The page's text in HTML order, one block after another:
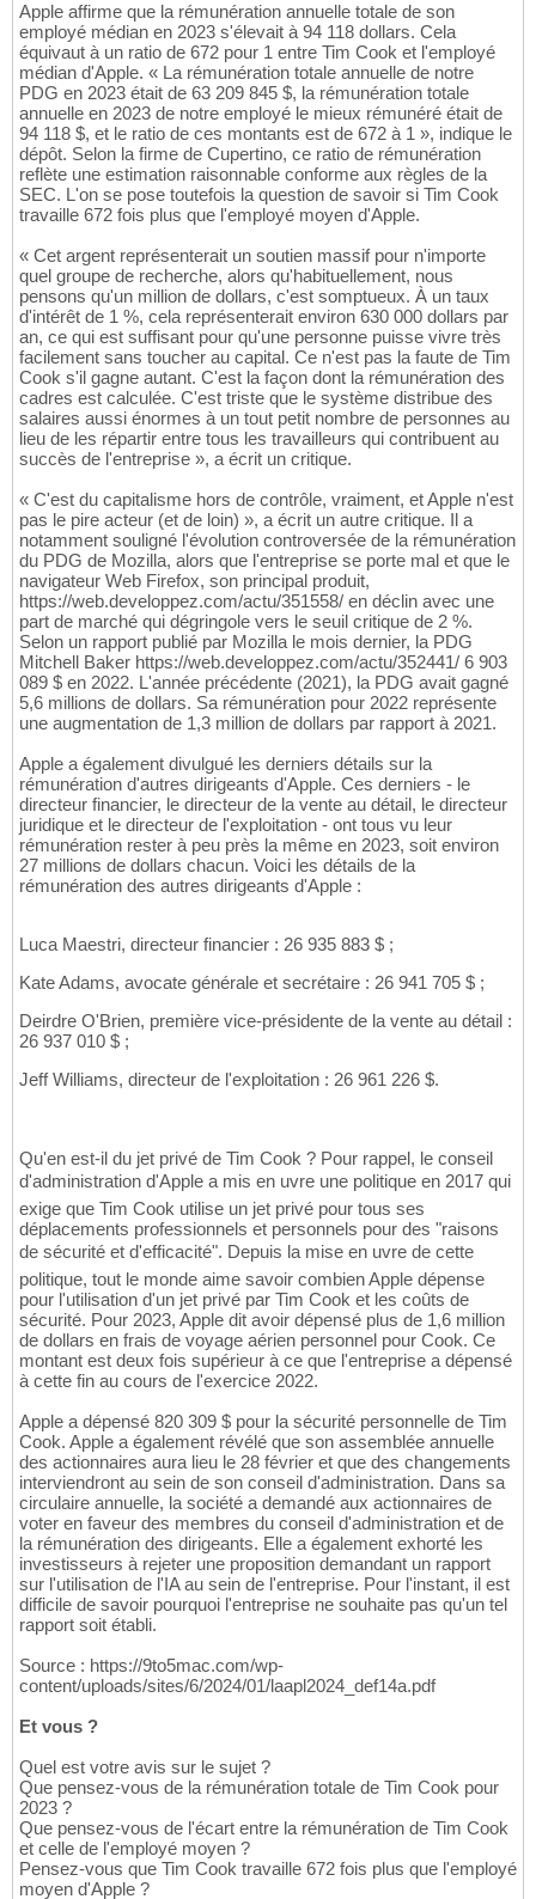
Apple affirme que la rémunération annuelle totale de son
employé médian en 2023 s'élevait à 94 118 dollars. Cela
équivaut à un ratio de 672 pour 1 entre Tim Cook et l'employé
médian d'Apple. « La rémunération totale annuelle de notre
PDG en 2023 était de 63 209 845 $, la rémunération totale
annuelle en 2023 de notre employé le mieux rémunéré était de
94 118 $, et le ratio de ces montants est de 672 à 1 », indique le
dépôt. Selon la firme de Cupertino, ce ratio de rémunération
reflète une estimation raisonnable conforme aux règles de la
SEC. L'on se pose toutefois la question de savoir si Tim Cook
travaille 672 fois plus que l'employé moyen d'Apple.
« Cet argent représenterait un soutien massif pour n'importe
quel groupe de recherche, alors qu'habituellement, nous
pensons qu'un million de dollars, c'est somptueux. À un taux
d'intérêt de 1 %, cela représenterait environ 630 000 dollars par
an, ce qui est suffisant pour qu'une personne puisse vivre très
facilement sans toucher au capital. Ce n'est pas la faute de Tim
Cook s'il gagne autant. C'est la façon dont la rémunération des
cadres est calculée. C'est triste que le système distribue des
salaires aussi énormes à un tout petit nombre de personnes au
lieu de les répartir entre tous les travailleurs qui contribuent au
succès de l'entreprise », a écrit un critique.
« C'est du capitalisme hors de contrôle, vraiment, et Apple n'est
pas le pire acteur (et de loin) », a écrit un autre critique. Il a
notamment souligné l'évolution controversée de la rémunération
du PDG de Mozilla, alors que l'entreprise se porte mal et que le
navigateur Web Firefox, son principal produit,
https://web.developpez.com/actu/351558/ en déclin avec une
part de marché qui dégringole vers le seuil critique de 2 %.
Selon un rapport publié par Mozilla le mois dernier, la PDG
Mitchell Baker https://web.developpez.com/actu/352441/ 6 903
089 $ en 2022. L'année précédente (2021), la PDG avait gagné
5,6 millions de dollars. Sa rémunération pour 2022 représente
une augmentation de 1,3 million de dollars par rapport à 2021.
Apple a également divulgué les derniers détails sur la
rémunération d'autres dirigeants d'Apple. Ces derniers - le
directeur financier, le directeur de la vente au détail, le directeur
juridique et le directeur de l'exploitation - ont tous vu leur
rémunération rester à peu près la même en 2023, soit environ
27 millions de dollars chacun. Voici les détails de la
rémunération des autres dirigeants d'Apple :
Luca Maestri, directeur financier : 26 935 883 $ ;
Kate Adams, avocate générale et secrétaire : 26 941 705 $ ;
Deirdre O'Brien, première vice-présidente de la vente au détail :
26 937 010 $ ;
Jeff Williams, directeur de l'exploitation : 26 961 226 $.
Qu'en est-il du jet privé de Tim Cook ? Pour rappel, le conseil
d'administration d'Apple a mis en uvre une politique en 2017 qui
exige que Tim Cook utilise un jet privé pour tous ses
déplacements professionnels et personnels pour des "raisons
de sécurité et d'efficacité". Depuis la mise en uvre de cette
politique, tout le monde aime savoir combien Apple dépense
pour l'utilisation d'un jet privé par Tim Cook et les coûts de
sécurité. Pour 2023, Apple dit avoir dépensé plus de 1,6 million
de dollars en frais de voyage aérien personnel pour Cook. Ce
montant est deux fois supérieur à ce que l'entreprise a dépensé
à cette fin au cours de l'exercice 2022.
Apple a dépensé 820 309 $ pour la sécurité personnelle de Tim
Cook. Apple a également révélé que son assemblée annuelle
des actionnaires aura lieu le 28 février et que des changements
interviendront au sein de son conseil d'administration. Dans sa
circulaire annuelle, la société a demandé aux actionnaires de
voter en faveur des membres du conseil d'administration et de
la rémunération des dirigeants. Elle a également exhorté les
investisseurs à rejeter une proposition demandant un rapport
sur l'utilisation de l'IA au sein de l'entreprise. Pour l'instant, il est
difficile de savoir pourquoi l'entreprise ne souhaite pas qu'un tel
rapport soit établi.
Source : https://9to5mac.com/wp-
content/uploads/sites/6/2024/01/laapl2024_def14a.pdf
Et vous ?
Quel est votre avis sur le sujet ?
Que pensez-vous de la rémunération totale de Tim Cook pour
2023 ?
Que pensez-vous de l'écart entre la rémunération de Tim Cook
et celle de l'employé moyen ?
Pensez-vous que Tim Cook travaille 672 fois plus que l'employé
moyen d'Apple ?